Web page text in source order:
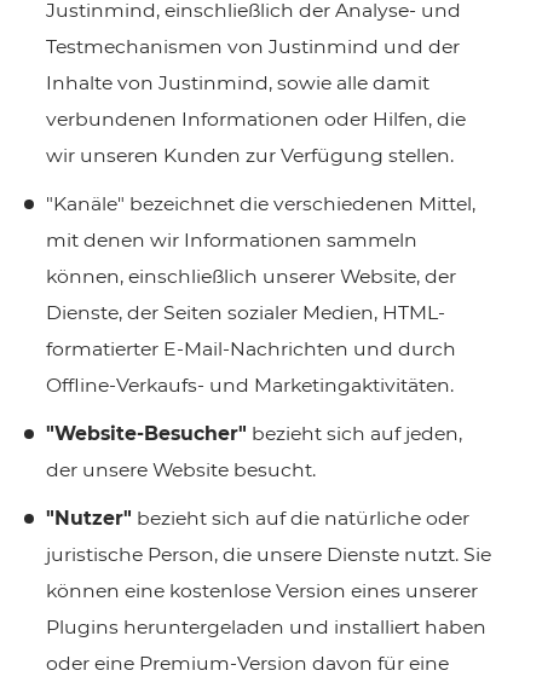
Justinmind, einschließlich der Analyse- und
Testmechanismen von Justinmind und der
Inhalte von Justinmind, sowie alle damit
verbundenen Informationen oder Hilfen, die
wir unseren Kunden zur Verfügung stellen.
"Kanäle" bezeichnet die verschiedenen Mittel,
mit denen wir Informationen sammeln
können, einschließlich unserer Website, der
Dienste, der Seiten sozialer Medien, HTML-
formatierter E-Mail-Nachrichten und durch
Offline-Verkaufs- und Marketingaktivitäten.
"Website-Besucher" bezieht sich auf jeden,
der unsere Website besucht.
"Nutzer" bezieht sich auf die natürliche oder
juristische Person, die unsere Dienste nutzt. Sie
können eine kostenlose Version eines unserer
Plugins heruntergeladen und installiert haben
oder eine Premium-Version davon für eine